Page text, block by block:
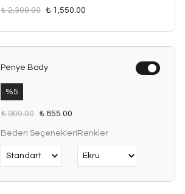
₺ 2,300.00 ₺ 1,550.00
Penye Body
%5
₺ 900.00 ₺ 855.00
Beden SeçenekleriRenkler